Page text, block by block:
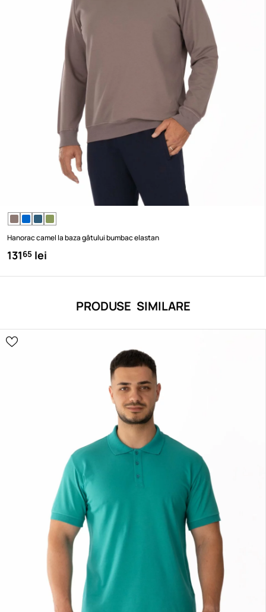
Hanorac camel la baza gâtului bumbac elastan
13165 lei
PRODUSE SIMILARE